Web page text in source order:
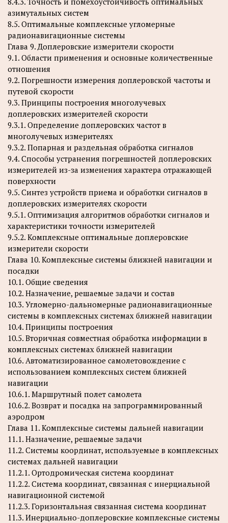
азимутальных систем
8.5. Оптимальные комплексные угломерные
радионавигационные системы
Глава 9. Доплеровские измерители скорости
9.1. Области применения и основные количественные
отношения
9.2. Погрешности измерения доплеровской частоты и
путевой скорости
9.3. Принципы построения многолучевых
доплеровских измерителей скорости
9.3.1. Определение доплеровских частот в
многолучевых измерителях
9.3.2. Попарная и раздельная обработка сигналов
9.4. Способы устранения погрешностей доплеровских
измерителей из-за изменения характера отражающей
поверхности
9.5. Синтез устройств приема и обработки сигналов в
доплеровских измерителях скорости
9.5.1. Оптимизация алгоритмов обработки сигналов и
характеристики точности измерителей
9.5.2. Комплексные оптимальные доплеровские
измерители скорости
Глава 10. Комплексные системы ближней навигации и
посадки
10.1. Общие сведения
10.2. Назначение, решаемые задачи и состав
10.3. Угломерно-дальномерные радионавигационные
системы в комплексных системах ближней навигации
10.4. Принципы построения
10.5. Вторичная совместная обработка информации в
комплексных системах ближней навигации
10.6. Автоматизированное самолетовождение с
использованием комплексных систем ближней
навигации
10.6.1. Маршрутный полет самолета
10.6.2. Возврат и посадка на запрограммированный
аэродром
Глава 11. Комплексные системы дальней навигации
11.1. Назначение, решаемые задачи
11.2. Системы координат, используемые в комплексных
системах дальней навигации
11.2.1. Ортодромическая система координат
11.2.2. Система координат, связанная с инерциальной
навигационной системой
11.2.3. Горизонтальная связанная система координат
11.3. Инерциально-доплеровские комплексные системы